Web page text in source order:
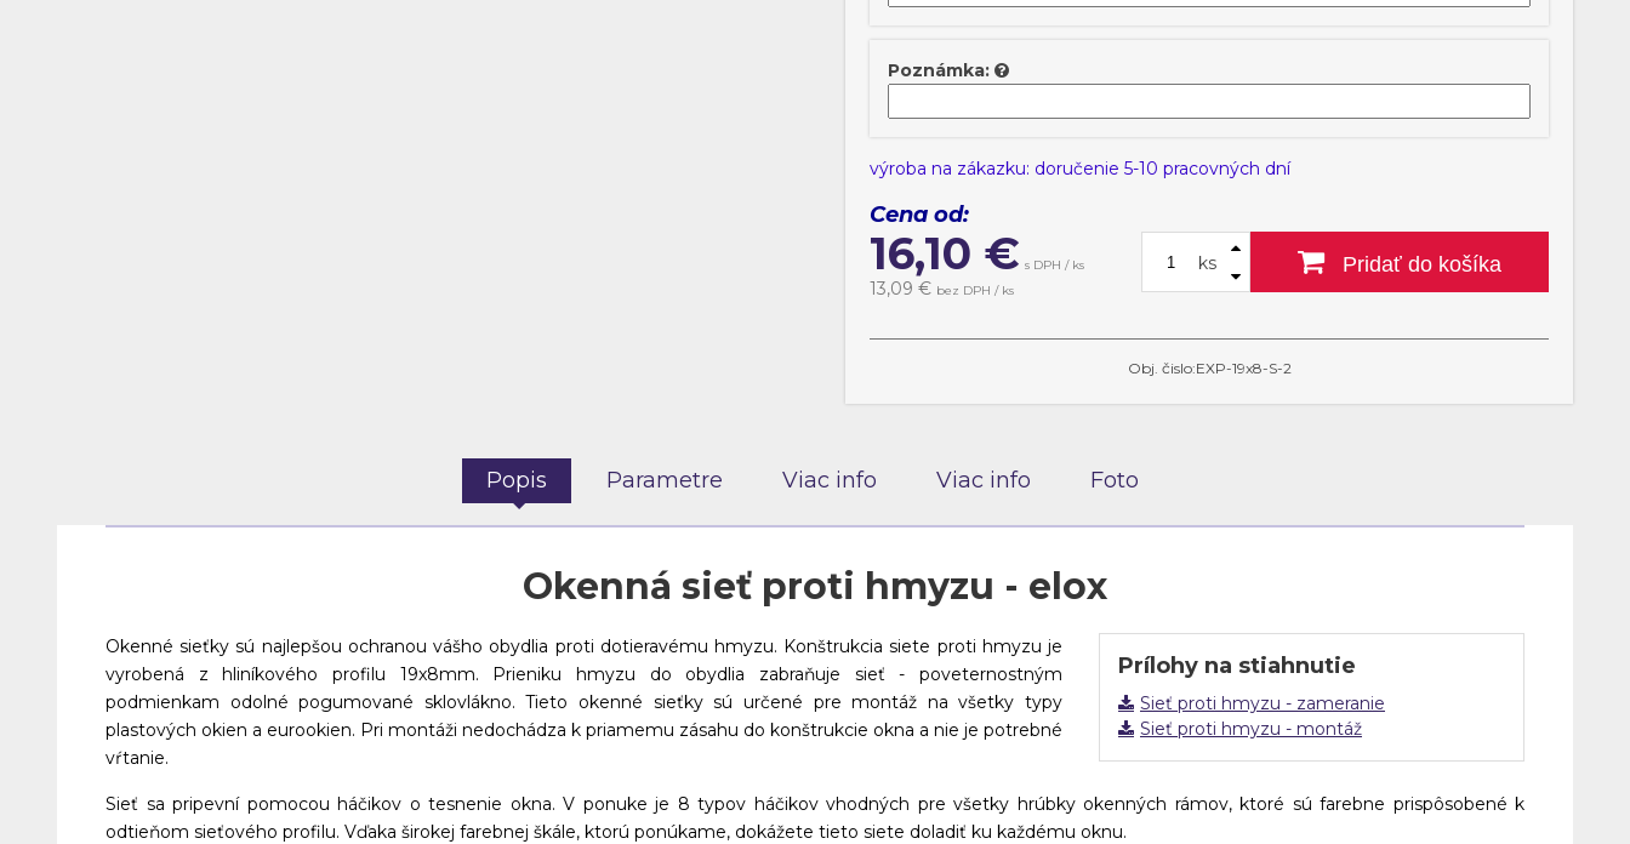
Poznámka:
výroba na zákazku: doručenie 5-10 pracovných dní
Cena od:
16,10 € s DPH / ks
13,09 € bez DPH / ks
ks Pridať do košíka
Obj. čislo:EXP-19x8-S-2
Popis Parametre Viac info Viac info Foto
Okenná sieť proti hmyzu - elox
Prílohy na stiahnutie
Sieť proti hmyzu - zameranie
Sieť proti hmyzu - montáž
Okenné sieťky sú najlepšou ochranou vášho obydlia proti dotieravému hmyzu. Konštrukcia siete proti hmyzu je
vyrobená z hliníkového profilu 19x8mm. Prieniku hmyzu do obydlia zabraňuje sieť - poveternostným
podmienkam odolné pogumované sklovlákno. Tieto okenné sieťky sú určené pre montáž na všetky typy
plastových okien a eurookien. Pri montáži nedochádza k priamemu zásahu do konštrukcie okna a nie je potrebné
vŕtanie.
Sieť sa pripevní pomocou háčikov o tesnenie okna. V ponuke je 8 typov háčikov vhodných pre všetky hrúbky okenných rámov, ktoré sú farebne prispôsobené k
odtieňom sieťového profilu. Vďaka širokej farebnej škále, ktorú ponúkame, dokážete tieto siete doladiť ku každému oknu.